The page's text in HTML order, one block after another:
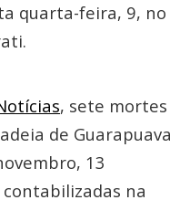
quarta-feira, 9, no
, sete mortes
de Guarapuava
13
na